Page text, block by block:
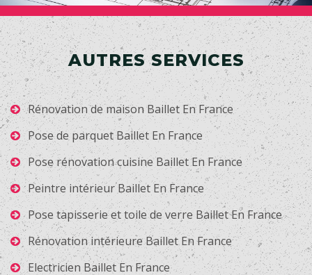
AUTRES SERVICES
Rénovation de maison Baillet En France
Pose de parquet Baillet En France
Pose rénovation cuisine Baillet En France
Peintre intérieur Baillet En France
Pose tapisserie et toile de verre Baillet En France
Rénovation intérieure Baillet En France
Electricien Baillet En France